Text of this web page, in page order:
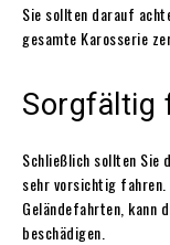
Sie sollten darauf
gesamte Karosserie
Sorgfältig
Schließlich sollten Sie
sehr vorsichtig fahren.
Geländefahrten, kann
beschädigen.